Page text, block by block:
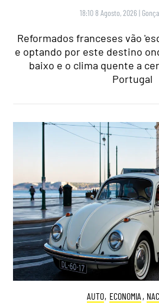
18:10 8 Agosto, 2026 |
Reformados franceses vão
e optando por este destino
baixo e o clima quente a
Portugal
AUTO, ECONOMIA ,